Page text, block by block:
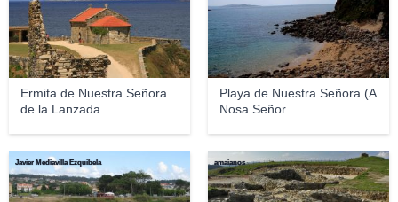
Ermita de Nuestra Señora
de la Lanzada
Playa de Nuestra Señora (A
Nosa Señor...
Javier Mediavilla Ezquibela amaianos